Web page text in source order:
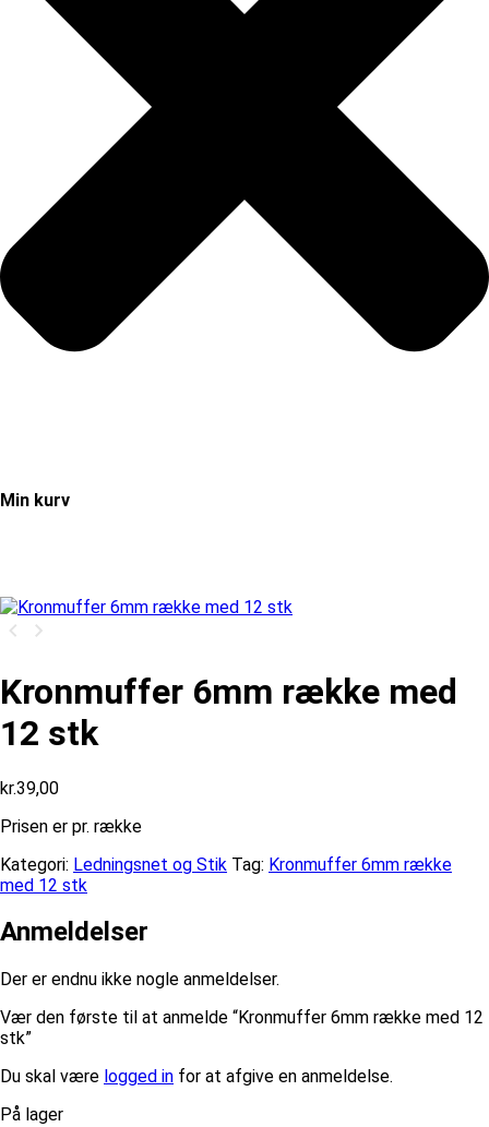
Min kurv
Kronmuffer 6mm række med
12 stk
kr.39,00
Prisen er pr. række
Kategori: Ledningsnet og Stik Tag: Kronmuffer 6mm række
med 12 stk
Anmeldelser
Der er endnu ikke nogle anmeldelser.
Vær den første til at anmelde “Kronmuffer 6mm række med 12
stk”
Du skal være logged in for at afgive en anmeldelse.
På lager